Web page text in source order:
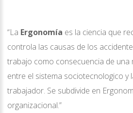
“La Ergonomía es la ciencia que
controla las causas de los
trabajo como consecuencia de una
entre el sistema sociotecnologico y
trabajador. Se subdivide en
organizacional.”